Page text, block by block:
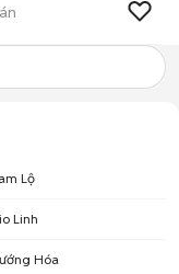
Lộ
Linh
Hóa